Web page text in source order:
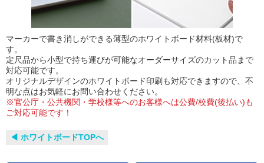
マーカーで書き消しができる薄型のホワイトボード材料(板材)で
す。
定尺品から小型で持ち運びが可能なオーダーサイズのカット品まで
対応可能です。
オリジナルデザインのホワイトボード印刷も対応できますので、不
明な点はお気軽にお問い合わせください。
※官公庁・公共機関・学校様等へのお客様へは公費/校費(後払い)も
ご対応可能です！
◀︎ ホワイトボードTOPへ